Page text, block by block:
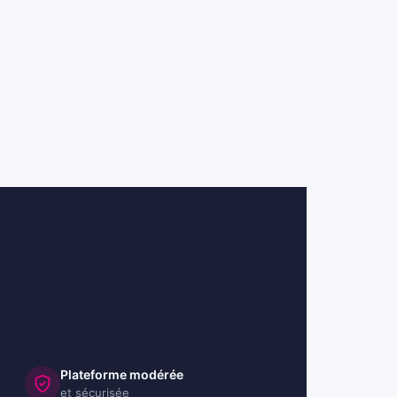
Plateforme modérée
et sécurisée